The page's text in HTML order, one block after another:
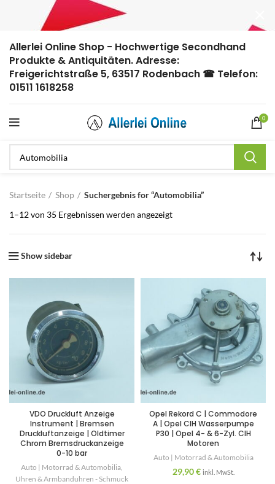
Allerlei Online Shop - Hochwertige Secondhand
Produkte & Antiquitäten. Adresse:
Freigerichtstraße 5, 63517 Rodenbach ☎ Telefon:
01511 1618258
0
Startseite Shop
Suchergebnis for “Automobilia”
1–12 von 35 Ergebnissen werden angezeigt
Show sidebar
VDO Druckluft Anzeige
Instrument | Bremsen
Druckluftanzeige | Oldtimer
Chrom Bremsdruckanzeige
0-10 bar
Auto | Motorrad & Automobilia,
Uhren & Armbanduhren - Schmuck
Opel Rekord C | Commodore
A | Opel CIH Wasserpumpe
P30 | Opel 4- & 6-Zyl. CIH
Motoren
Auto | Motorrad & Automobilia
29,90€ inkl. MwSt.